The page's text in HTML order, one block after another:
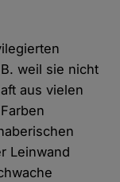
weil sie nicht
aus vielen
Leinwand